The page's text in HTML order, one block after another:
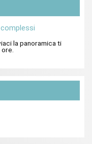
la panoramica ti